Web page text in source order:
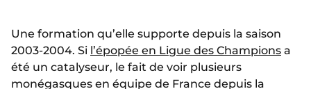
Une formation qu’elle supporte depuis la saison
2003-2004. Si l’épopée en Ligue des Champions a
été un catalyseur, le fait de voir plusieurs
monégasques en équipe de France depuis la